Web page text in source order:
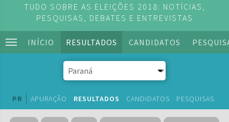
TUDO SOBRE AS ELEIÇÕES 2018: NOTÍCIAS,
PESQUISAS, DEBATES E ENTREVISTAS
INÍCIO RESULTADOS CANDIDATOS
PR APURAÇÃO RESULTADOS CANDIDATOS PESQUISAS